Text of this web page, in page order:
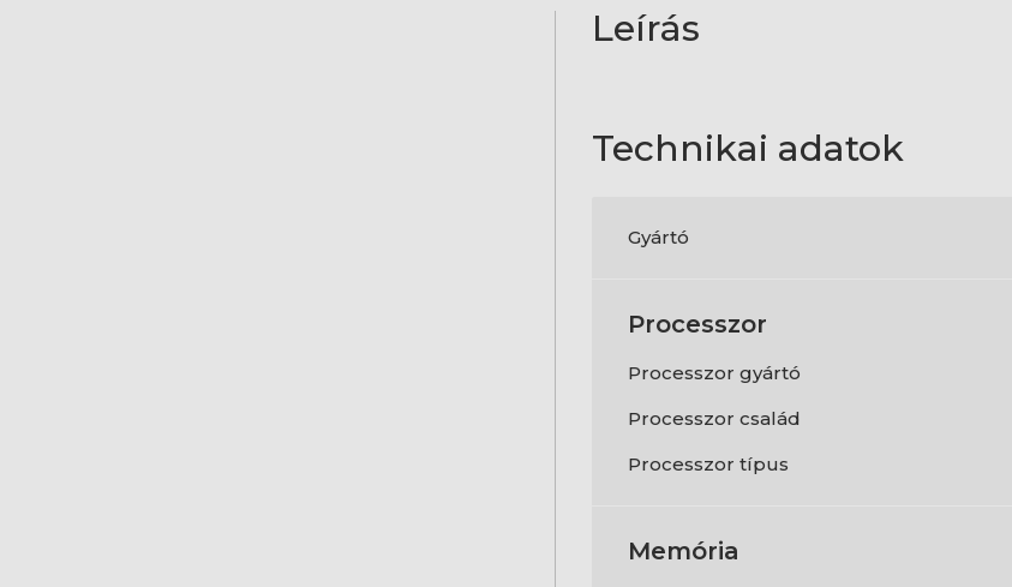
Leírás
Technikai adatok
Gyártó
Processzor
Processzor gyártó
Processzor család
Processzor típus
Memória